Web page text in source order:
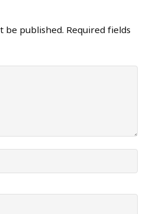
be published. Required fields